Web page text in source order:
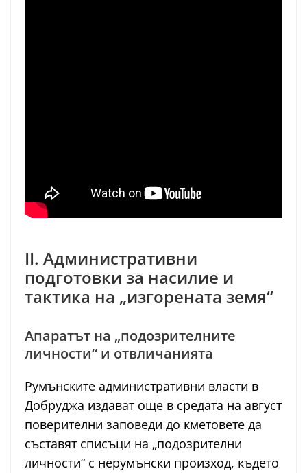
II. Административни
подготовки за насилие и
тактика на „изгорената земя“
Апаратът на „подозрителните
личности“ и отвличанията
Румънските административни власти в
Добруджа издават още в средата на август
поверителни заповеди до кметовете да
съставят списъци на „подозрителни
личности“ с нерумънски произход, където